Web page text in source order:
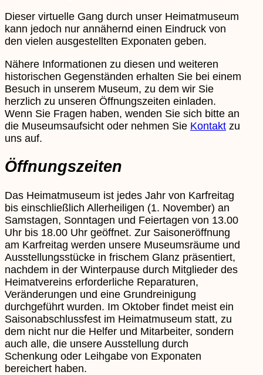
Dieser virtuelle Gang durch unser Heimatmuseum
kann jedoch nur annähernd einen Eindruck von
den vielen ausgestellten Exponaten geben.
Nähere Informationen zu diesen und weiteren
historischen Gegenständen erhalten Sie bei einem
Besuch in unserem Museum, zu dem wir Sie
herzlich zu unseren Öffnungszeiten einladen.
Wenn Sie Fragen haben, wenden Sie sich bitte an
die Museumsaufsicht oder nehmen Sie Kontakt zu
uns auf.
Öffnungszeiten
Das Heimatmuseum ist jedes Jahr von Karfreitag
bis einschließlich Allerheiligen (1. November) an
Samstagen, Sonntagen und Feiertagen von 13.00
Uhr bis 18.00 Uhr geöffnet. Zur Saisoneröffnung
am Karfreitag werden unsere Museumsräume und
Ausstellungsstücke in frischem Glanz präsentiert,
nachdem in der Winterpause durch Mitglieder des
Heimatvereins erforderliche Reparaturen,
Veränderungen und eine Grundreinigung
durchgeführt wurden. Im Oktober findet meist ein
Saisonabschlussfest im Heimatmuseum statt, zu
dem nicht nur die Helfer und Mitarbeiter, sondern
auch alle, die unsere Ausstellung durch
Schenkung oder Leihgabe von Exponaten
bereichert haben.